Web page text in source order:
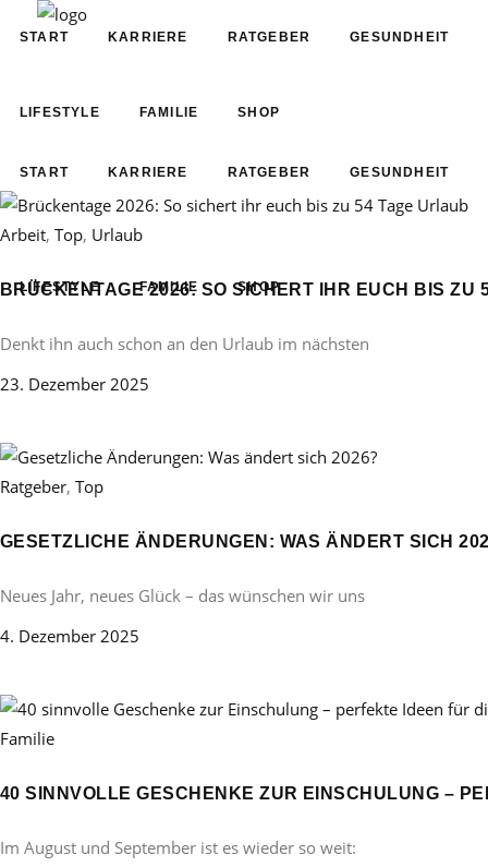
START KARRIERE RATGEBER GESUNDHEIT
LIFESTYLE FAMILIE SHOP
START KARRIERE RATGEBER GESUNDHEIT
LIFESTYLE FAMILIE SHOP
Arbeit, Top, Urlaub
BRÜCKENTAGE 2026: SO SICHERT IHR EUCH BIS ZU
Denkt ihn auch schon an den Urlaub im nächsten
23. Dezember 2025
Ratgeber, Top
GESETZLICHE ÄNDERUNGEN: WAS ÄNDERT SICH
Neues Jahr, neues Glück – das wünschen wir uns
4. Dezember 2025
Familie
40 SINNVOLLE GESCHENKE ZUR EINSCHULUNG –
Im August und September ist es wieder so weit: